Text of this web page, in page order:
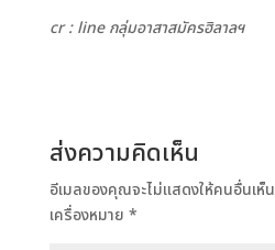
cr : line กลุ่มอาสาสมัครฮิลาลฯ
ส่งความคิดเห็น
อีเมลของคุณจะไม่แสดงให้คนอื่นเห็น
เครื่องหมาย *